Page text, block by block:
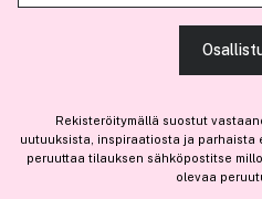
Jos haluat henkilökohtaista
Rekisteröitymällä suostut
uutuuksista, inspiraatiosta ja parhaista
peruuttaa tilauksen sähköpostitse
olevaa